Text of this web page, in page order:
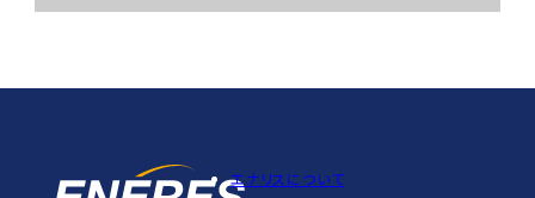
エナリスについて